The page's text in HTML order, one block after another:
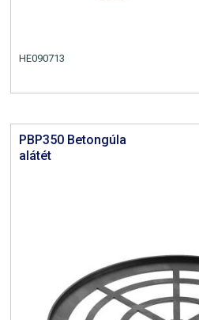
HE090713
PBP350 Betongúla
alátét